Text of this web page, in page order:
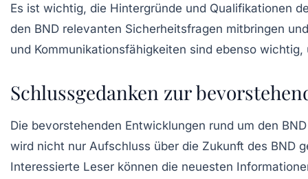
Es ist wichtig, die Hintergründe und Qualifikationen
den BND relevanten Sicherheitsfragen mitbringen
und Kommunikationsfähigkeiten sind ebenso
Schlussgedanken zur
Die bevorstehenden Entwicklungen rund um den
wird nicht nur Aufschluss über die Zukunft des BND
Interessierte Leser können die neuesten